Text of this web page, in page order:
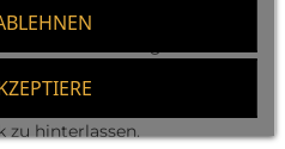
In einem Land, in
helfen, einen
zu hinterlassen.